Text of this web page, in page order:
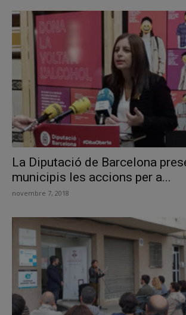
La Diputació de Barcelona
municipis les accions per a...
novembre 7, 2018